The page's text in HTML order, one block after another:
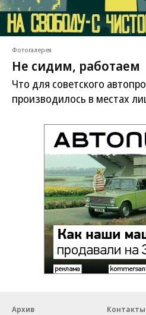
Фотогалерея
Не сидим, работаем
Что для советского
производилось в местах
Архив Контакты